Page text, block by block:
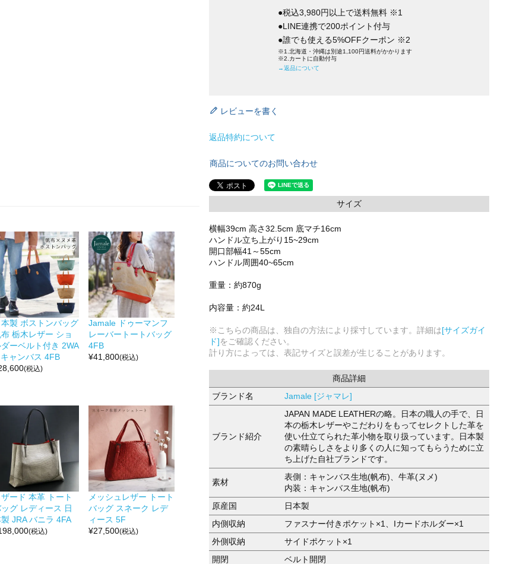
製 ボストンバッグ
栃木レザー ショ
ーベルト付き 2WA
ャンバス 4FB
(税込)
Jamale ドゥーマンフ
レーバートートバッグ
4FB
¥41,800(税込)
ード 本革 トート
グ レディース 日
JRA バニラ 4FA
(税込)
メッシュレザー トート
バッグ スネーク レデ
ィース 5F
¥27,500(税込)
●税込3,980円以上で送料無料 ※1
●LINE連携で200ポイント付与
●誰でも使える5%OFFクーポン ※2
※1.北海道・沖縄は別途1,100円送料がかかります
※2.カートに自動付与
→返品について
レビューを書く
返品特約について
商品についてのお問い合わせ
サイズ
横幅39cm 高さ32.5cm 底マチ16cm
ハンドル立ち上がり15~29cm
開口部幅41～55cm
ハンドル周囲40~65cm
重量：約870g
内容量：約24L
※こちらの商品は、独自の方法により採寸しています。詳細は[サイズガイ
ド]をご確認ください。
計り方によっては、表記サイズと誤差が生じることがあります。
商品詳細
ブランド名
Jamale [ジャマレ]
ブランド紹介
JAPAN MADE LEATHERの略。日本の職人の手で、日
本の栃木レザーやこだわりをもってセレクトした革を
使い仕立てられた革小物を取り扱っています。日本製
の素晴らしさをより多くの人に知ってもらうために立
ち上げた自社ブランドです。
素材
表側：キャンバス生地(帆布)、牛革(ヌメ)
内装：キャンバス生地(帆布)
原産国
日本製
内側収納
ファスナー付きポケット×1、Iカードホルダー×1
外側収納
サイドポケット×1
開閉
ベルト開閉